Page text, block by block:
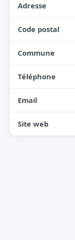
Adresse
Code postal
Commune
Téléphone
Email
Site web